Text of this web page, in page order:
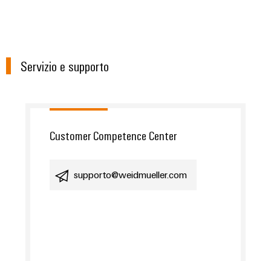
Servizio e supporto
Customer Competence Center
supporto@weidmueller.com